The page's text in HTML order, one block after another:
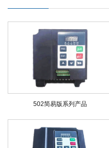
502简易版系列产品